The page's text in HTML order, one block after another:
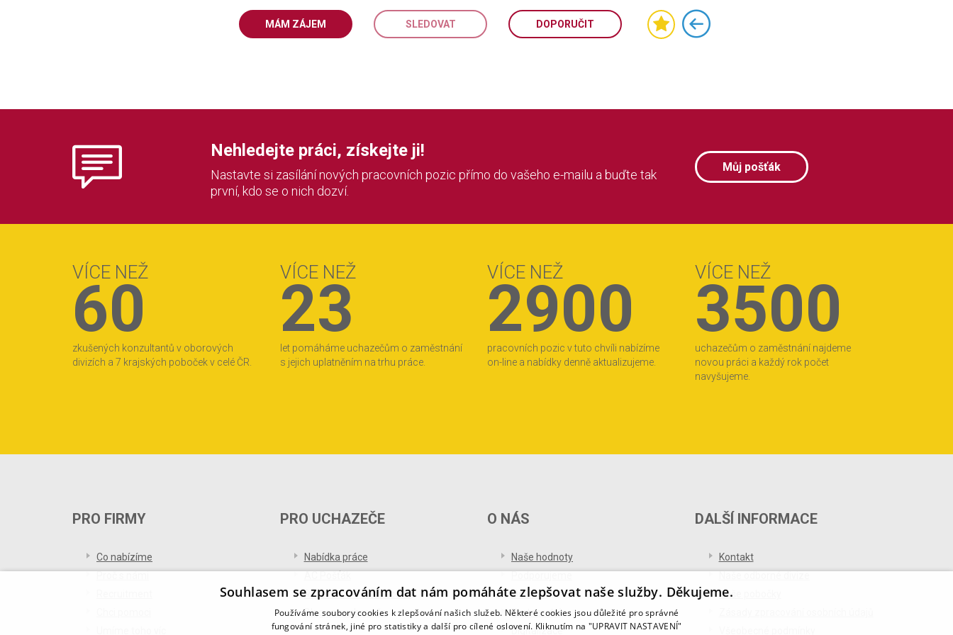
MÁM ZÁJEM SLEDOVAT DOPORUČIT
Nehledejte práci, získejte ji!
Nastavte si zasílání nových pracovních pozic přímo do vašeho e-mailu a buďte tak
první, kdo se o nich dozví.
Můj pošťák
VÍCE NEŽ
60
zkušených konzultantů v oborových
divizích a 7 krajských poboček v celé ČR.
VÍCE NEŽ
23
let pomáháme uchazečům o zaměstnání
s jejich uplatněním na trhu práce.
VÍCE NEŽ
2900
pracovních pozic v tuto chvíli nabízíme
on-line a nabídky denně aktualizujeme.
VÍCE NEŽ
3500
uchazečům o zaměstnání najdeme
novou práci a každý rok počet
navyšujeme.
PRO FIRMY
Co nabízíme
PRO UCHAZEČE
Nabídka práce
Reference od uchazečů
Blog pro uchazeče
O NÁS
Naše hodnoty
Ocenění
Partnerství
Digitalizace
DALŠÍ INFORMACE
Kontakt
Naše pobočky
Souhlasem se zpracováním dat nám pomáháte zlepšovat naše služby. Děkujeme.
Používáme soubory cookies k zlepšování našich služeb. Některé cookies jsou důležité pro správné
fungování stránek, jiné pro statistiky a další pro cílené oslovení. Kliknutím na "UPRAVIT NASTAVENÍ"